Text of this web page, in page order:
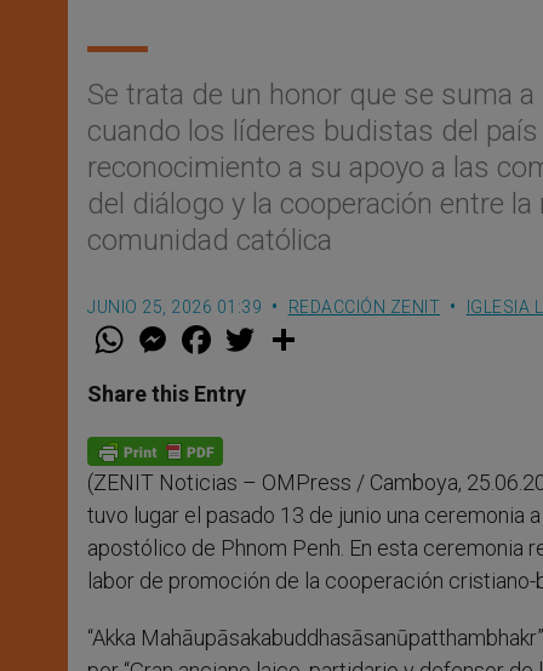
Se trata de un honor que se suma
cuando los líderes budistas del país
reconocimiento a su apoyo a las
del diálogo y la cooperación entre
comunidad católica
JUNIO 25, 2026 01:39 REDACCIÓN ZENIT IGLESIA
W
t
s
p
p
M
e
s
e
g
e
r
F
a
e
b
o
k
w
Share this Entry
(ZENIT Noticias – OMPress / Camboya,
tuvo lugar el pasado 13 de junio una ceremonia
apostólico de Phnom Penh. En esta
labor de promoción de la cooperación
“Akka